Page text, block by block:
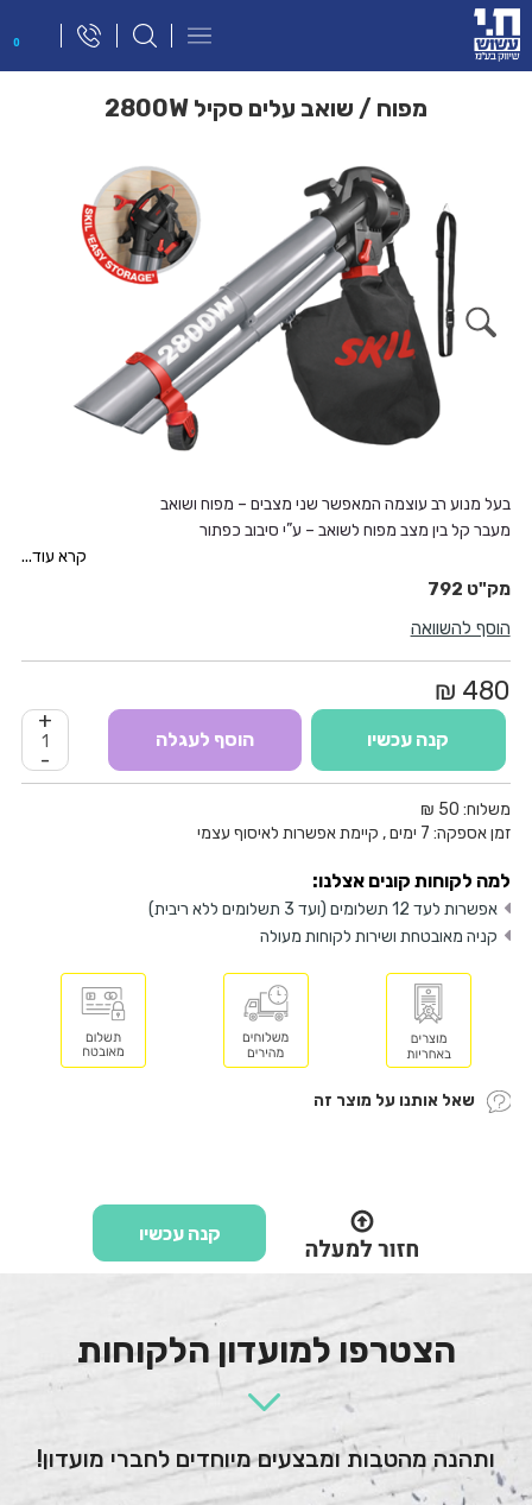
0
פתח
מפוח / שואב עלים סקיל 2800W
בעל מנוע רב עוצמה המאפשר שני מצבים – מפוח ושואב
מעבר קל בין מצב מפוח לשואב – ע”י סיבוב כפתור
שק איסוף גדול ונוח לריקון
בשטח האחסון בבית
קרא עוד...
הוסף להשוואה
480 ₪
-
+
הוסף לעגלה קנה עכשיו
משלוח: 50 ₪
זמן אספקה: 7 ימים , קיימת אפשרות לאיסוף עצמי
למה לקוחות קונים אצלנו:
אפשרות לעד 12 תשלומים (ועד 3 תשלומים ללא ריבית)
קניה מאובטחת ושירות לקוחות מעולה
שאל אותנו על מוצר זה
קנה עכשיו
הצטרפו למועדון הלקוחות
ותהנה מהטבות ומבצעים מיוחדים לחברי מועדון!